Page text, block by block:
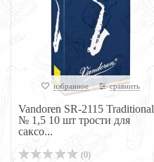
избранное сравнить
Vandoren SR-2115 Traditional
№ 1,5 10 шт трости для
саксо...
(0)